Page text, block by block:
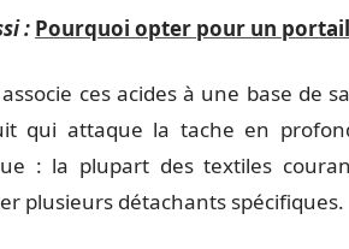
: Pourquoi opter pour un portail
ces acides à une base de
qui attaque la tache en
: la plupart des textiles
plusieurs détachants spécifiques.